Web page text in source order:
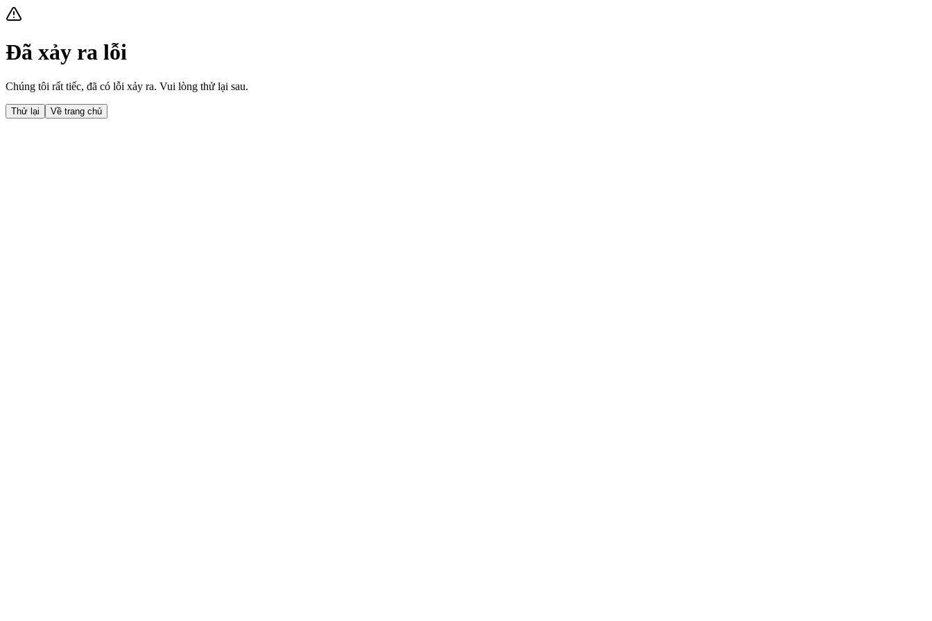
Đã xảy ra lỗi
Chúng tôi rất tiếc, đã có lỗi xảy ra. Vui lòng thử lại sau.
Thử lại Về trang chủ